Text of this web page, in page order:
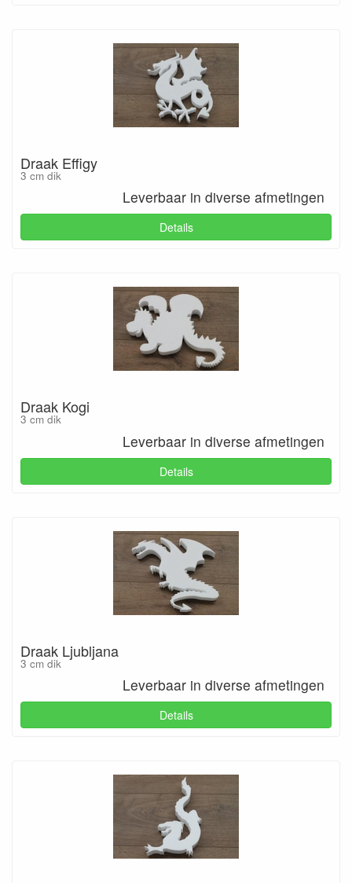
Draak Effigy
3 cm dik
Leverbaar in diverse afmetingen
Details
Draak Kogi
3 cm dik
Leverbaar in diverse afmetingen
Details
Draak Ljubljana
3 cm dik
Leverbaar in diverse afmetingen
Details